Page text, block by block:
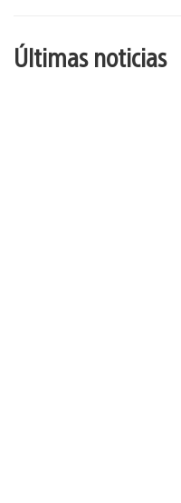
Últimas noticias